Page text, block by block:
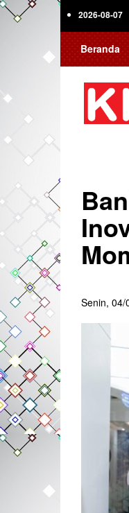
Skip
2026-08-07
Beranda
Senin,